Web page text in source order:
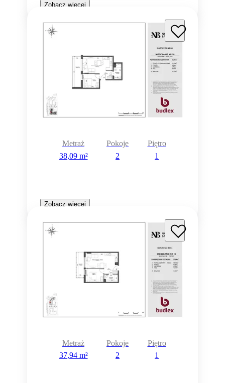
Zobacz więcej
Metraż
38,09 m²
Pokoje
2
Piętro
1
Zobacz więcej
Metraż
37,94 m²
Pokoje
2
Piętro
1